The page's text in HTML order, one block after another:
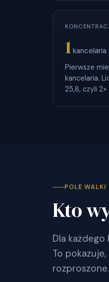
1
Pierwsze
kancelaria.
25,8, czyli
POLE WALKI
Kto
Dla
To
rozproszone.